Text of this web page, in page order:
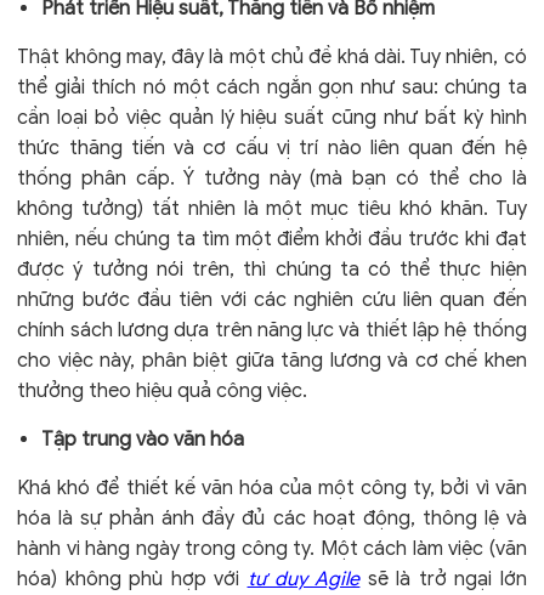
Phát triển Hiệu suất, Thăng tiến và Bổ nhiệm
Thật không may, đây là một chủ đề khá dài. Tuy nhiên, có
thể giải thích nó một cách ngắn gọn như sau: chúng ta
cần loại bỏ việc quản lý hiệu suất cũng như bất kỳ hình
thức thăng tiến và cơ cấu vị trí nào liên quan đến hệ
thống phân cấp. Ý tưởng này (mà bạn có thể cho là
không tưởng) tất nhiên là một mục tiêu khó khăn. Tuy
nhiên, nếu chúng ta tìm một điểm khởi đầu trước khi đạt
được ý tưởng nói trên, thì chúng ta có thể thực hiện
những bước đầu tiên với các nghiên cứu liên quan đến
chính sách lương dựa trên năng lực và thiết lập hệ thống
cho việc này, phân biệt giữa tăng lương và cơ chế khen
thưởng theo hiệu quả công việc.
Tập trung vào văn hóa
Khá khó để thiết kế văn hóa của một công ty, bởi vì văn
hóa là sự phản ánh đầy đủ các hoạt động, thông lệ và
hành vi hàng ngày trong công ty. Một cách làm việc (văn
hóa) không phù hợp với tư duy Agilesẽ là trở ngại lớn